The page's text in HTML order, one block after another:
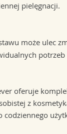
pielęgnacji.
może ulec
oferuje
z
codziennego